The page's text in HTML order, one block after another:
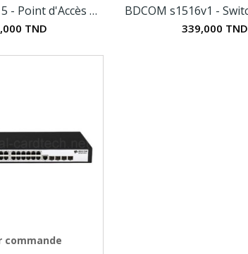
TP-Link EAP115 - Point d'Accès Wi-Fi N 300 Mbps...
TND 339,000 TND
commande